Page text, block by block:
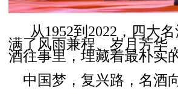
从1952到2022，四大
满了风雨兼程、岁月芳华
酒往事里，埋藏着最朴实
中国梦，复兴路，名酒